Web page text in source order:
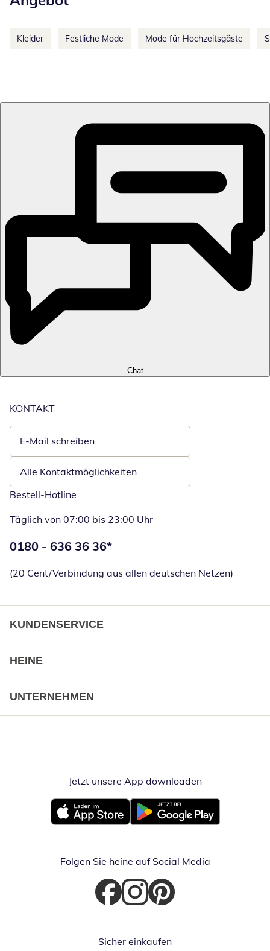
Kleider Festliche Mode Mode für Hochzeitsgäste
Chat
KONTAKT
E-Mail schreiben
Öffnet E-Mail-Client
Alle Kontaktmöglichkeiten
Bestell-Hotline
Täglich von 07:00 bis 23:00 Uhr
Telefonnummer:
0180 - 636 36 36*
(20 Cent/Verbindung aus allen deutschen Netzen)
KUNDENSERVICE
HEINE
UNTERNEHMEN
Jetzt unsere App downloadenÖffnet in
Öffnet in neuem FensterÖffnet in neuem Fenster
Folgen Sie heine auf Social Media
Öffnet in neuem Fenster
Öffnet in neuem Fenster
Öffnet in neuem Fenster
Sicher einkaufen